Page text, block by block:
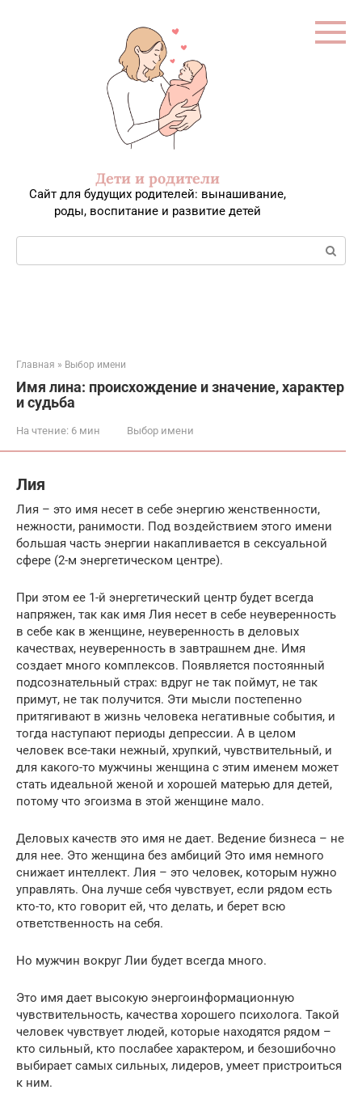
Дети и родители
Сайт для будущих родителей: вынашивание,
роды, воспитание и развитие детей
Поиск:
Главная » Выбор имени
Имя лина: происхождение и значение, характер
и судьба
На чтение: 6 мин Выбор имени
Лия
Лия – это имя несет в себе энергию женственности,
нежности, ранимости. Под воздействием этого имени
большая часть энергии накапливается в сексуальной
сфере (2-м энергетическом центре).
При этом ее 1-й энергетический центр будет всегда
напряжен, так как имя Лия несет в себе неуверенность
в себе как в женщине, неуверенность в деловых
качествах, неуверенность в завтрашнем дне. Имя
создает много комплексов. Появляется постоянный
подсознательный страх: вдруг не так поймут, не так
примут, не так получится. Эти мысли постепенно
притягивают в жизнь человека негативные события, и
тогда наступают периоды депрессии. А в целом
человек все-таки нежный, хрупкий, чувствительный, и
для какого-то мужчины женщина с этим именем может
стать идеальной женой и хорошей матерью для детей,
потому что эгоизма в этой женщине мало.
Деловых качеств это имя не дает. Ведение бизнеса – не
для нее. Это женщина без амбиций Это имя немного
снижает интеллект. Лия – это человек, которым нужно
управлять. Она лучше себя чувствует, если рядом есть
кто-то, кто говорит ей, что делать, и берет всю
ответственность на себя.
Но мужчин вокруг Лии будет всегда много.
Это имя дает высокую энергоинформационную
чувствительность, качества хорошего психолога. Такой
человек чувствует людей, которые находятся рядом –
кто сильный, кто послабее характером, и безошибочно
выбирает самых сильных, лидеров, умеет пристроиться
к ним.